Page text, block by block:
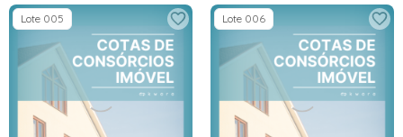
Lote 005 Lote 006